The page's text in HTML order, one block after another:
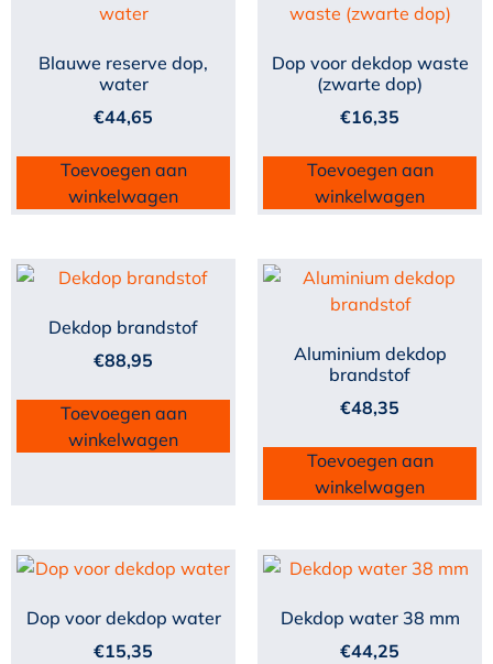
Blauwe reserve dop,
water
€44,65
Toevoegen aan
winkelwagen
Dop voor dekdop waste
(zwarte dop)
€16,35
Toevoegen aan
winkelwagen
Dekdop brandstof
€88,95
Toevoegen aan
winkelwagen
Aluminium dekdop
brandstof
€48,35
Toevoegen aan
winkelwagen
Dop voor dekdop water
€15,35
Dekdop water 38 mm
€44,25